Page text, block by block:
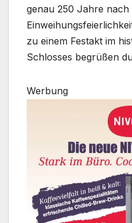
genau 250 Jahre nach
zu einem Festakt im
Schlosses begrüßen
Werbung